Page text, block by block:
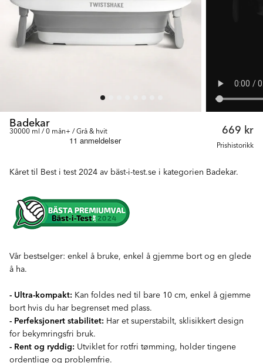
Badekar
30000 ml / 0 mån+ / Grå & hvit 669 kr
Prishistorikk
Kåret til Best i test 2024 av bäst-i-test.se i kategorien Badekar.
Vår bestselger: enkel å bruke, enkel å gjemme bort og en glede
å ha.
- Ultra-kompakt: Kan foldes ned til bare 10 cm, enkel å gjemme
bort hvis du har begrenset med plass.
- Perfeksjonert stabilitet: Har et superstabilt, sklisikkert design
for bekymringsfri bruk.
- Rent og ryddig: Utviklet for rotfri tømming, holder tingene
ordentlige og problemfrie.